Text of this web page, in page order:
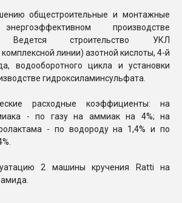
общестроительные и монтажные
производстве
Ведется строительство УКЛ
линии) азотной кислоты, 4-й
водооборотного цикла и установки
гидроксиламинсульфата.
расходные коэффициенты: на
- по газу на аммиак на 4%; на
- по водороду на 1,4% и по
2 машины кручения Ratti на